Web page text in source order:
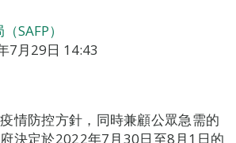
SAFP）
7月29日 14:43
情防控方針，同時兼顧公眾急需的
決定於2022年7月30日至8月1日的